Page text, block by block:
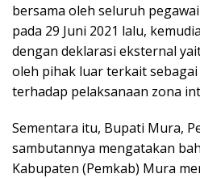
bersama oleh seluruh
pada 29 Juni 2021 lalu,
dengan deklarasi eksternal
oleh pihak luar terkait
terhadap pelaksanaan zona
Sementara itu, Bupati Mura,
sambutannya mengatakan
Kabupaten (Pemkab) Mura